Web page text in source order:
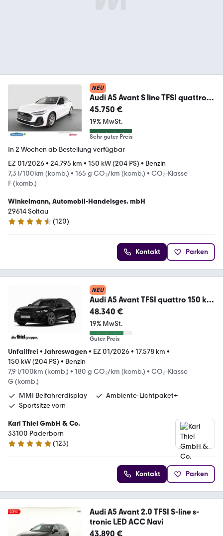
NEU
Audi A5 Avant S line TFSI quattro
ACC MATRIX 360° NAV
45.750 €
19% MwSt.
Sehr guter Preis
In 2 Wochen ab Bestellung verfügbar
EZ 01/2026• 24.795 km • 150 kW (204 PS) • Benzin
7,3 l/100km (komb.) • 165 g CO₂/km (komb.) • CO₂-Klasse
F (komb.)
Winkelmann, Automobil-Handelsges. mbH
29614 Soltau
4.5 Sterne
(120)
Kontakt Parken
NEU
Audi A5 Avant TFSI quattro 150 kW
S-Line+Pano+Matrix
48.340 €
19% MwSt.
Guter Preis
Unfallfrei • Jahreswagen• EZ 01/2026• 17.578 km •
150 kW (204 PS) • Benzin
7,9 l/100km (komb.) • 180 g CO₂/km (komb.) • CO₂-Klasse
G (komb.)
MMI Beifahrerdisplay
Ambiente-Lichtpaket+
Sportsitze vorn
Karl Thiel GmbH & Co.
33100 Paderborn
4.9 Sterne
(123)
Kontakt Parken
Audi A5 Avant 2.0 TFSI S-line s-
tronic LED ACC Navi
43.890 €